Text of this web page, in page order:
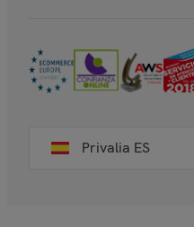
Privalia ES